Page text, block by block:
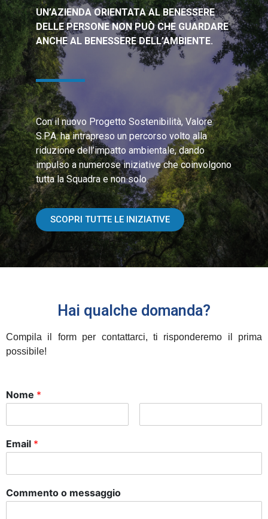
UN’AZIENDA ORIENTATA AL BENESSERE
DELLE PERSONE NON PUÒ CHE GUARDARE
ANCHE AL BENESSERE DELL’AMBIENTE.
Con il nuovo Progetto Sostenibilità, Valore
S.P.A. ha intrapreso un percorso volto alla
riduzione dell’impatto ambientale, dando
impulso a numerose iniziative che coinvolgono
tutta la Squadra e non solo.
SCOPRI TUTTE LE INIZIATIVE
Hai qualche domanda?
Compila il form per contattarci, ti risponderemo il prima
possibile!
Nome *
Email *
Commento o messaggio